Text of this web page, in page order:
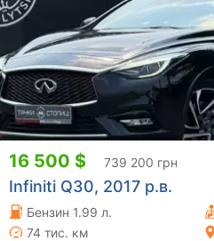
16 500 $ 739 200 грн
Infiniti Q30, 2017 р.в.
Бензин 1.99 л.
74 тис. км